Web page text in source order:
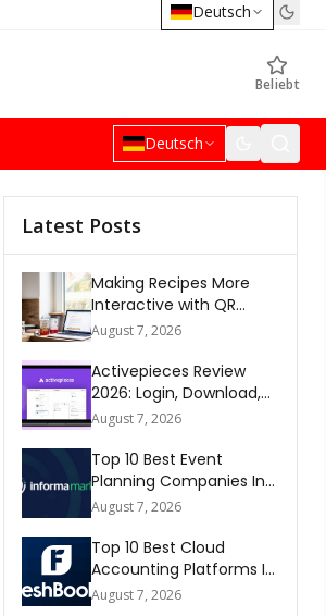
Deutsch
Beliebt
Deutsch
Latest Posts
Making Recipes More
Interactive with QR
Codes
August 7, 2026
Activepieces Review
2026: Login, Download,
AI, Pricing, Automation &
August 7, 2026
Top 10 Best Event
Planning Companies In
The World 2026
August 7, 2026
Top 10 Best Cloud
Accounting Platforms In
The World 2026
August 7, 2026